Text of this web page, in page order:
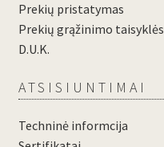
Prekių pristatymas
Prekių grąžinimo taisyklės
D.U.K.
ATSISIUNTIMAI
Techninė informcija